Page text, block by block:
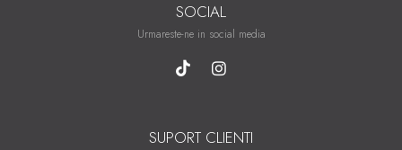
SOCIAL
Urmareste-ne in social media
SUPORT CLIENTI